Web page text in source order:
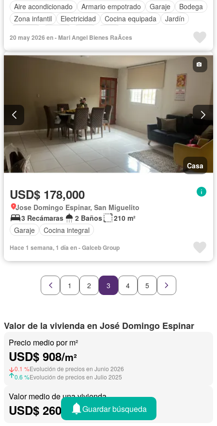
Aire acondicionado
Armario empotrado Garaje
Bodega
Zona infantil
Electricidad Cocina equipada
Jardín
20 may 2026 en - Mari Angel Bienes RaÃ­ces
Casa
USD$ 178,000
Jose Domingo Espinar, San Miguelito
3 Recámaras
2 Baños
210 m²
Garaje
Cocina integral
Hace 1 semana, 1 día en - Galceb Group
1 2 3 4 5
Valor de la vivienda en José Domingo Espinar
Precio medio por m²
USD$ 908/m²
0.1 %Evolución de precios en Junio 2026
0.6 %Evolución de precios en Julio 2025
Valor medio de una vivienda
USD$ 260,000Guardar búsqueda